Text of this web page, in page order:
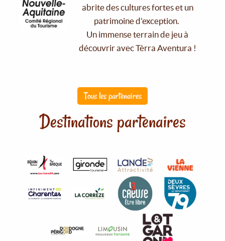
abrite des cultures fortes et un
patrimoine d'exception.
Un immense terrain de jeu à
découvrir avec Tèrra Aventura !
Tous les partenaires
Destinations partenaires